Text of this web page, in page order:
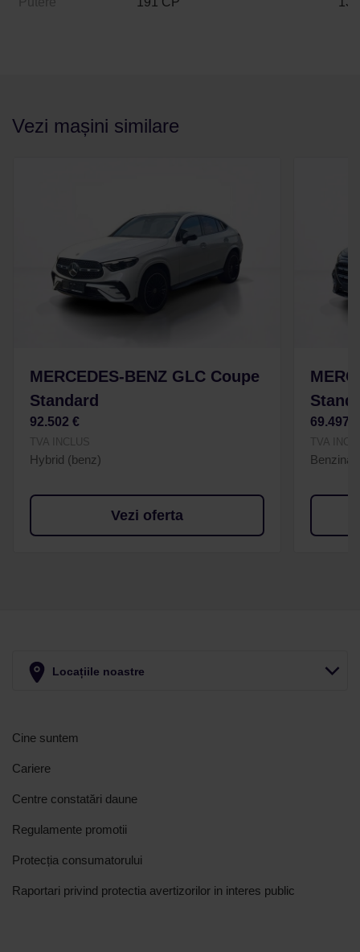
Vezi mașini similare
MERCEDES-BENZ GLC Coupe
Standard
92.502 €
TVA INCLUS
Hybrid (benz)
Vezi oferta
69.497 €
TVA
Benzina
Locațiile noastre
Cine suntem
Cariere
Centre constatări daune
Regulamente promotii
Protecția consumatorului
Raportari privind protectia avertizorilor in interes public